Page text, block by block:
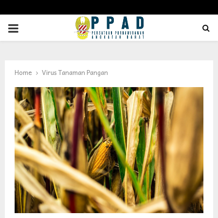
PRIMARY
Home Virus Tanaman Pangan